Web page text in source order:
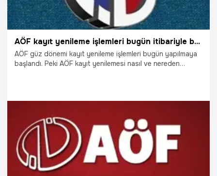
AÖF kayıt yenileme işlemleri bugün itibariyle başladı!
AÖF güz dönemi kayıt yenileme işlemleri bugün yapılmaya
başlandı. Peki AÖF kayıt yenilemesi nasıl ve nereden
25.09.2018 Gündem